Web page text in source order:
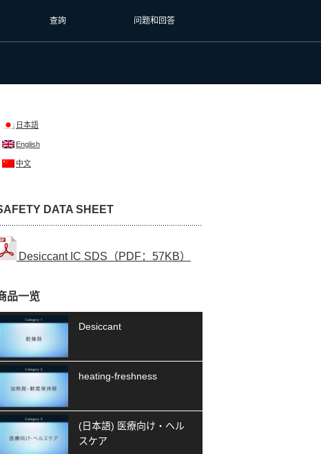
查詢 问题和回答
日本語
English
中文
DATA SHEET
Desiccant IC SDS（PDF：57KB）
品一览
Desiccant
heating-freshness
(日本語) 医療向け・ヘル
スケア